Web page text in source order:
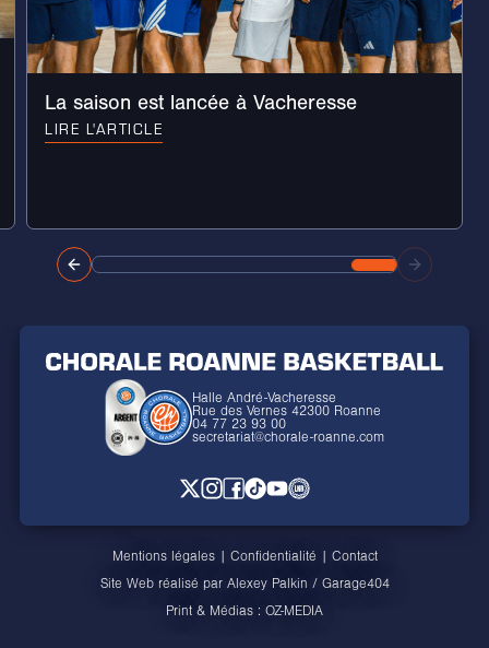
La saison est lancée à Vacheresse
LIRE L'ARTICLE
Halle André-Vacheresse
Rue des Vernes 42300 Roanne
04 77 23 93 00
secretariat@chorale-roanne.com
Mentions légales| Confidentialité
Contact
Site Web réalisé par Alexey Palkin / Garage404
Print & Médias : OZ-MEDIA